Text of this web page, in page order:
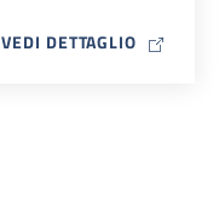
VEDI DETTAGLIO MAP ICON